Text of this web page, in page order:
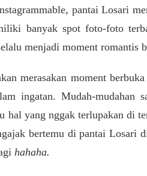
pantai Losari
banyak spot foto-foto
menjadi moment romantis
merasakan moment
ingatan. Mudah-
hal yang nggak terlupakan di
bertemu di pantai Losari
hahaha.